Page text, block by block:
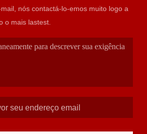
nós contactá-lo-emos muito logo a
o mais lastest.